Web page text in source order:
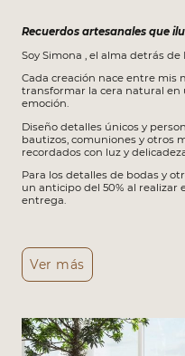
Recuerdos artesanales que
Soy Simona , el alma detrás
Cada creación nace entre mis
transformar la cera natural en
emoción.
Diseño detalles únicos y
bautizos, comuniones y otros
recordados con luz y
Para los detalles de bodas y
un anticipo del 50% al realizar
entrega.
Ver más